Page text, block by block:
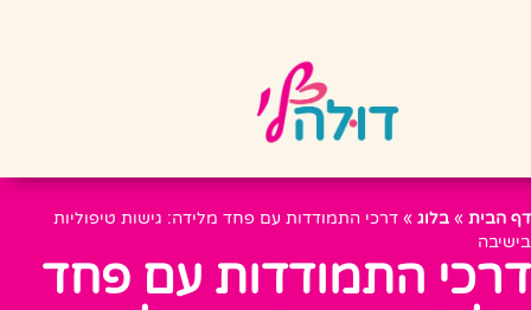
דף הבית » בלוג » דרכי התמודדות עם פחד מלידה: גישות טיפוליות
בישיבה
דרכי התמודדות עם פחד